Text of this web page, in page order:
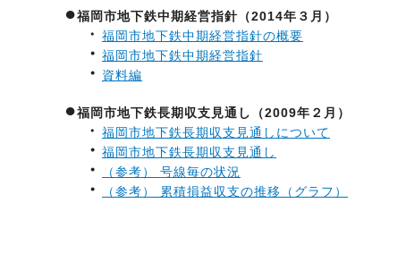
●福岡市地下鉄中期経営指針（2014年３月）
・ 福岡市地下鉄中期経営指針の概要
・ 福岡市地下鉄中期経営指針
・ 資料編
●福岡市地下鉄長期収支見通し（2009年２月）
・ 福岡市地下鉄長期収支見通しについて
・ 福岡市地下鉄長期収支見通し
・ （参考） 号線毎の状況
・ （参考） 累積損益収支の推移（グラフ）